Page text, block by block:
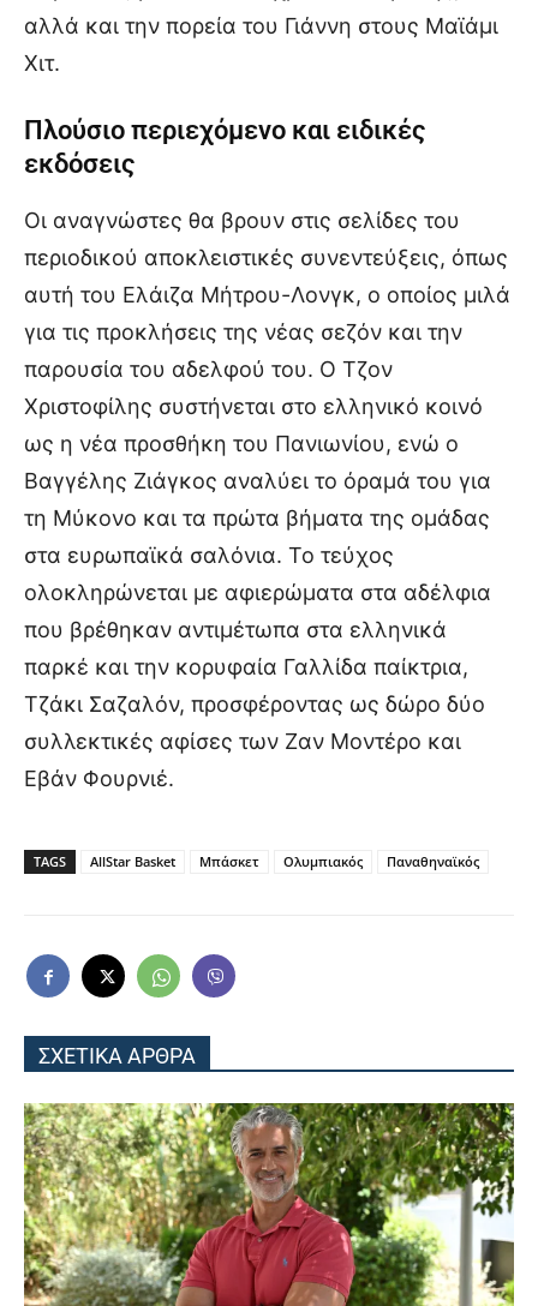
αλλά και την πορεία του Γιάννη στους Μαϊάμι
Χιτ.
Πλούσιο περιεχόμενο και ειδικές
εκδόσεις
Οι αναγνώστες θα βρουν στις σελίδες του
περιοδικού αποκλειστικές συνεντεύξεις, όπως
αυτή του Ελάιζα Μήτρου-Λονγκ, ο οποίος μιλά
για τις προκλήσεις της νέας σεζόν και την
παρουσία του αδελφού του. Ο Τζον
Χριστοφίλης συστήνεται στο ελληνικό κοινό
ως η νέα προσθήκη του Πανιωνίου, ενώ ο
Βαγγέλης Ζιάγκος αναλύει το όραμά του για
τη Μύκονο και τα πρώτα βήματα της ομάδας
στα ευρωπαϊκά σαλόνια. Το τεύχος
ολοκληρώνεται με αφιερώματα στα αδέλφια
που βρέθηκαν αντιμέτωπα στα ελληνικά
παρκέ και την κορυφαία Γαλλίδα παίκτρια,
Τζάκι Σαζαλόν, προσφέροντας ως δώρο δύο
συλλεκτικές αφίσες των Ζαν Μοντέρο και
Εβάν Φουρνιέ.
TAGS AllStar Basket Μπάσκετ Ολυμπιακός Παναθηναϊκός
ΣΧΕΤΙΚΑ ΑΡΘΡΑ